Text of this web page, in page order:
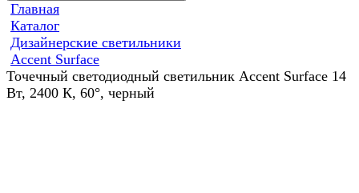
Главная
Каталог
Дизайнерские светильники
Accent Surface
Точечный светодиодный светильник Accent Surface 14
Вт, 2400 К, 60°, черный